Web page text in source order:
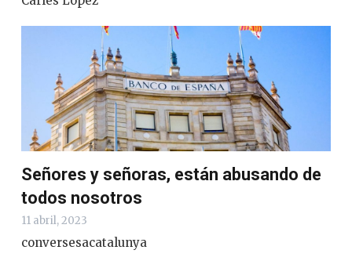
Señores y señoras, están abusando de
todos nosotros
11 abril, 2023
conversesacatalunya